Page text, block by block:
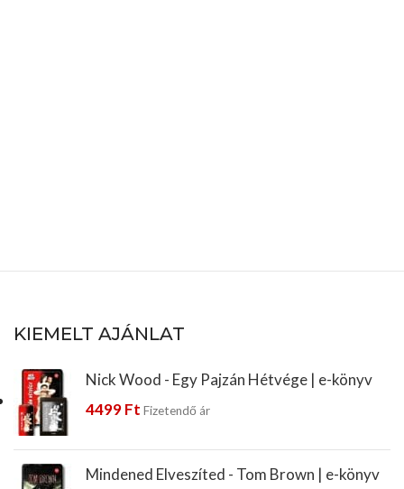
KIEMELT AJÁNLAT
Nick Wood - Egy Pajzán Hétvége | e-könyv
4499Ft Fizetendő ár
Mindened Elveszíted - Tom Brown | e-könyv